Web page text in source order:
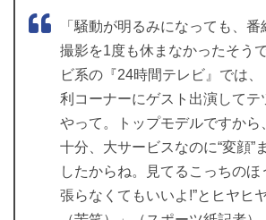
「騒動が明るみになっても、
撮影を1度も休まなかったそう
ビ系の『24時間テレビ』では
利コーナーにゲスト出演してテ
やって。トップモデルですから
十分、大サービスなのに“変顔”
したからね。見てるこっちのほ
張らなくてもいいよ!”とヒヤヒ